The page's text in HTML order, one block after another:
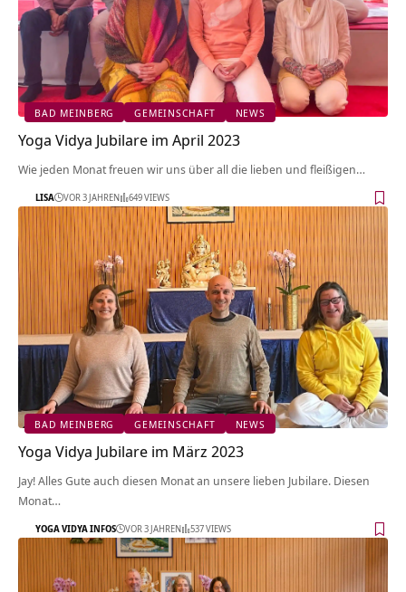
BAD MEINBERG GEMEINSCHAFT NEWS
Yoga Vidya Jubilare im April 2023
Wie jeden Monat freuen wir uns über all die lieben und fleißigen…
LISA VOR 3 JAHREN 649 VIEWS
BAD MEINBERG GEMEINSCHAFT NEWS
Yoga Vidya Jubilare im März 2023
Jay! Alles Gute auch diesen Monat an unsere lieben Jubilare. Diesen
Monat…
YOGA VIDYA INFOS VOR 3 JAHREN 537 VIEWS